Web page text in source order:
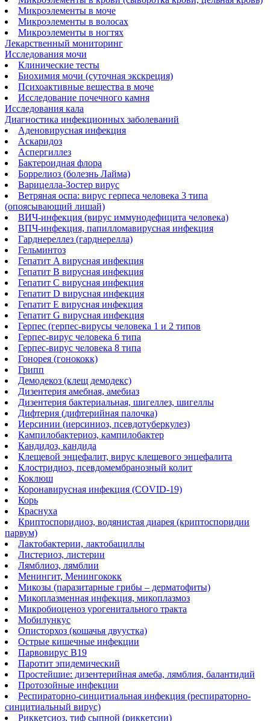
Микроэлементы в моче
Микроэлементы в волосах
Микроэлементы в ногтях
Лекарственный мониторинг
Исследования мочи
Клинические тесты
Биохимия мочи (суточная экскреция)
Психоактивные вещества в моче
Исследование почечного камня
Исследования кала
Диагностика инфекционных заболеваний
Аденовирусная инфекция
Аскаридоз
Аспергиллез
Бактероидная флора
Боррелиоз (болезнь Лайма)
Варицелла-Зостер вирус
Ветряная оспа: вирус герпеса человека 3 типа
(опоясывающий лишай)
ВИЧ-инфекция (вирус иммунодефицита человека)
ВПЧ-инфекция, папилломавирусная инфекция
Гарднереллез (гарднерелла)
Гельминтоз
Гепатит A вирусная инфекция
Гепатит B вирусная инфекция
Гепатит С вирусная инфекция
Гепатит D вирусная инфекция
Гепатит Е вирусная инфекция
Гепатит G вирусная инфекция
Герпес (герпес-вирусы человека 1 и 2 типов
Герпес-вирус человека 6 типа
Герпес-вирус человека 8 типа
Гонорея (гонококк)
Грипп
Демодекоз (клещ демодекс)
Дизентерия амебная, амебиаз
Дизентерия бактериальная, шигеллез, шигеллы
Дифтерия (дифтерийная палочка)
Иерсинии (иерсиниоз, псевдотуберкулез)
Кампилобактериоз, кампилобактер
Кандидоз, кандида
Клещевой энцефалит, вирус клещевого энцефалита
Клостридиоз, псевдомембранозный колит
Коклюш
Коронавирусная инфекция (COVID-19)
Корь
Краснуха
Криптоспоридиоз, водянистая диарея (криптоспоридии
парвум)
Лактобактерии, лактобациллы
Листериоз, листерии
Лямблиоз, лямблии
Менингит, Менингококк
Микозы (паразитарные грибы – дерматофиты)
Микоплазменная инфекция, микоплазмоз
Микробиоценоз урогенитального тракта
Мобилункус
Описторхоз (кошачья двуустка)
Острые кишечные инфекции
Парвовирус В19
Паротит эпидемический
Простейшие: дизентерийная амеба, лямблия, балантидий
Протозойные инфекции
Респираторно-синцитиальная инфекция (респираторно-
синцитиальный вирус)
Риккетсиоз, тиф сыпной (риккетсии)